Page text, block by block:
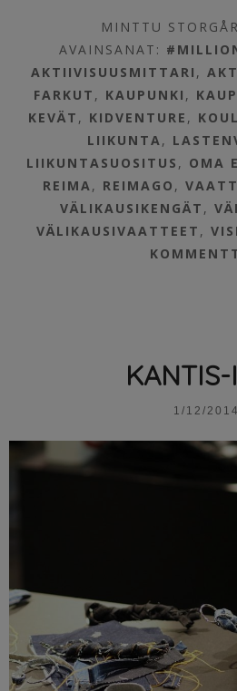
MINTTU
AVAINSANAT:
AKTIIVISUUSMITTARI ,
FARKUT , KAUPUNKI ,
KEVÄT , KIDVENTURE ,
LIIKUNTA,
LIIKUNTASUOSITUS , OMA
REIMA, REIMAGO ,
VÄLIKAUSIKENGÄT ,
VÄLIKAUSIVAATTEET ,
KANTIS-
1/12/2014